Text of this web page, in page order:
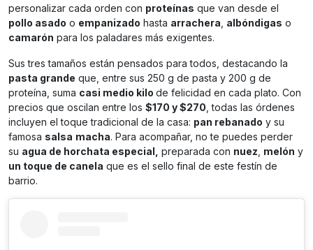
personalizar cada orden con proteínas que van desde el
pollo asado o empanizado hasta arrachera albóndigas o
camarón para los paladares más exigentes.
Sus tres tamaños están pensados para todos, destacando la
pasta grande que, entre sus 250 g de pasta y 200 g de
proteína, suma casi medio kilo de felicidad en cada plato. Con
precios que oscilan entre los $170 y $270 , todas las órdenes
incluyen el toque tradicional de la casa: pan rebanado y su
famosa salsa macha. Para acompañar, no te puedes perder
su agua de horchata especial, preparada con nuez melón y
un toque de canela que es el sello final de este festín de
barrio.